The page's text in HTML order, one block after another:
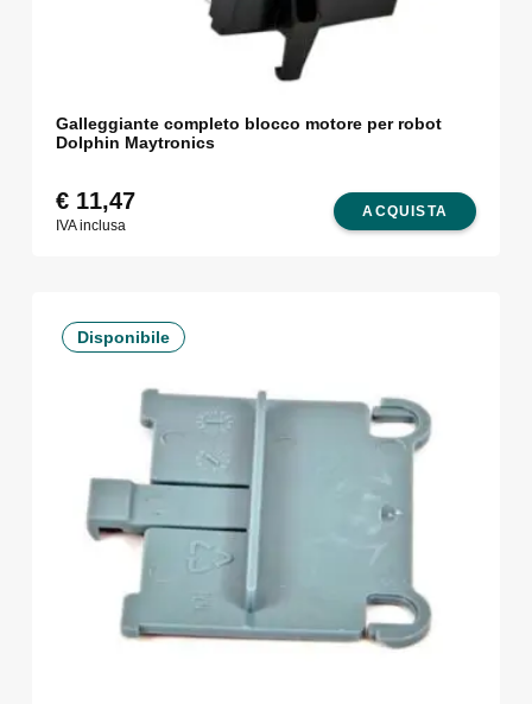
Galleggiante completo blocco motore per robot
Dolphin Maytronics
ACQUISTA
€11,47
IVA inclusa
Disponibile